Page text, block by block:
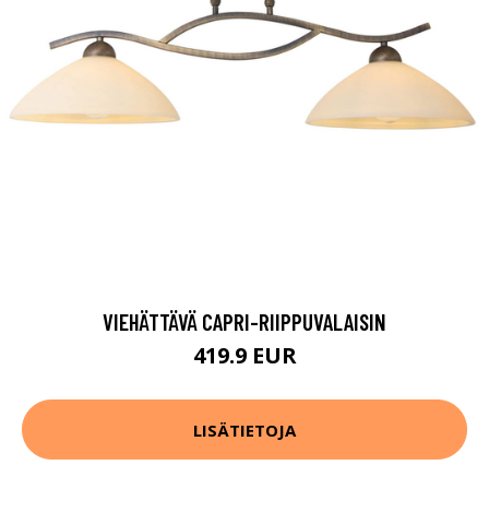
VIEHÄTTÄVÄ CAPRI-RIIPPUVALAISIN
419.9 EUR
LISÄTIETOJA